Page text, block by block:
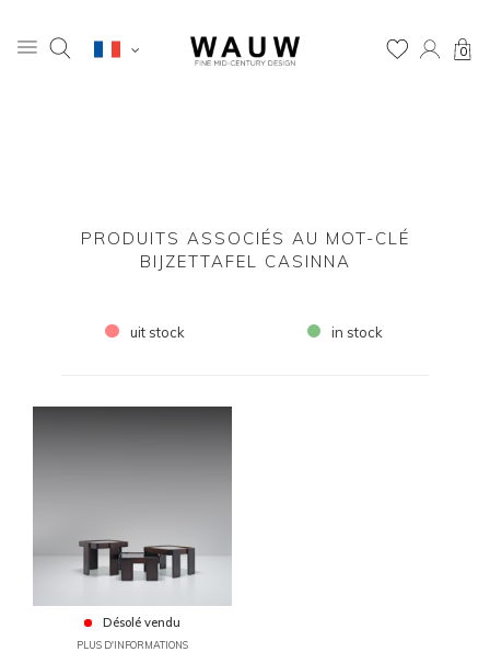
0
PRODUITS ASSOCIÉS AU MOT-CLÉ
BIJZETTAFEL CASINNA
uit stock in stock
Désolé vendu
PLUS D'INFORMATIONS